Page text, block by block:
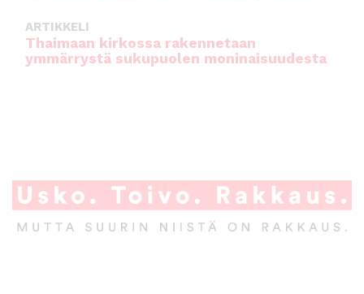
ARTIKKELI
Thaimaan kirkossa rakennetaan
ymmärrystä sukupuolen moninaisuudesta